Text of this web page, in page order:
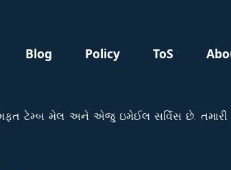
Blog Policy ToS
ટેમ્બ મેલ અને એજુ ઇમેઈલ સર્વિસ છે. તમારી